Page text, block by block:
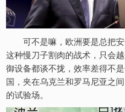
可不是嘛，欧洲要是总把安
这种慢刀子割肉的战术，只
御设备都谈不拢，效率差得
国，夹在乌克兰和罗马尼亚之
的试验场。